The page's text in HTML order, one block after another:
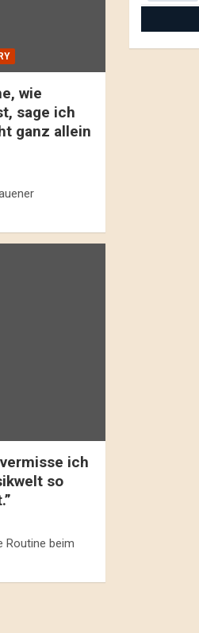
wie
sage ich
ganz allein
ich
so
Routine beim